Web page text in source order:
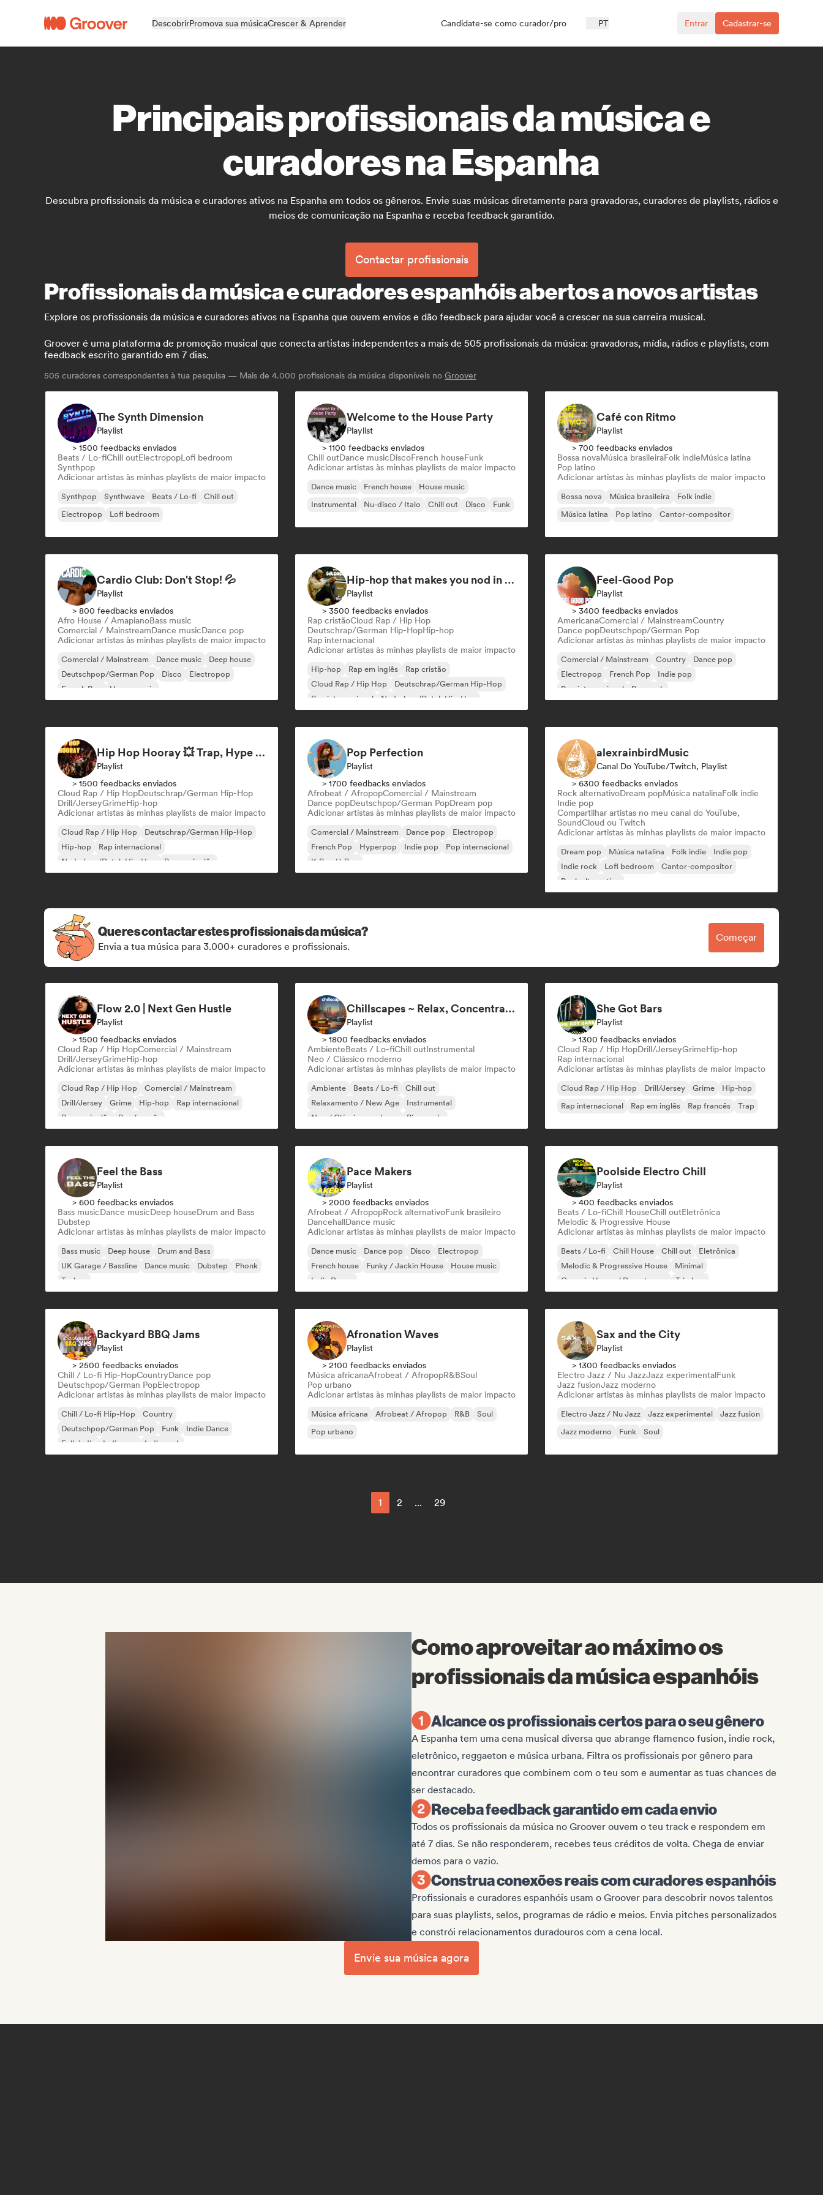
DescobrirPromova sua músicaCrescer & Aprender Candidate-se como curador/pro PT Entrar Cadastrar-se
Principais profissionais da música e
curadores na Espanha
Descubra profissionais da música e curadores ativos na Espanha em todos os gêneros. Envie suas músicas diretamente para gravadoras, curadores de playlists, rádios e
meios de comunicação na Espanha e receba feedback garantido.
Contactar profissionais
Profissionais da música e curadores espanhóis abertos a novos artistas
Explore os profissionais da música e curadores ativos na Espanha que ouvem envios e dão feedback para ajudar você a crescer na sua carreira musical.
Groover é uma plataforma de promoção musical que conecta artistas independentes a mais de 505 profissionais da música: gravadoras, mídia, rádios e playlists, com
feedback escrito garantido em 7 dias.
505 curadores correspondentes à tua pesquisa — Mais de 4.000 profissionais da música disponíveis no Groover
The Synth Dimension
Playlist
> 1500 feedbacks enviados
Beats / Lo-fiChill outElectropopLofi bedroom
Synthpop
Adicionar artistas às minhas playlists de maior impacto
Synthpop Synthwave Beats / Lo-fi
Chill out
Electropop
Lofi bedroom
Welcome to the House Party
Playlist
> 1100 feedbacks enviados
Chill outDance musicDiscoFrench houseFunk
Adicionar artistas às minhas playlists de maior impacto
Dance music French house
House music
Instrumental
Nu-disco / Italo Chill out Disco Funk
Café con Ritmo
Playlist
> 700 feedbacks enviados
Bossa novaMúsica brasileiraFolk indieMúsica latina
Pop latino
Adicionar artistas às minhas playlists de maior impacto
Bossa nova Música brasileira
Folk indie
Música latina
Pop latino Cantor-compositor
Cardio Club: Don't Stop! 💦
Playlist
> 800 feedbacks enviados
Afro House / AmapianoBass music
Comercial / MainstreamDance musicDance pop
Adicionar artistas às minhas playlists de maior impacto
Comercial / Mainstream Dance music
Deep house
Deutschpop/German Pop
Disco
Electropop
French Pop
House music
Hip-hop that makes you nod in silence
Playlist
> 3500 feedbacks enviados
Rap cristãoCloud Rap / Hip Hop
Deutschrap/German Hip-HopHip-hop
Rap internacional
Adicionar artistas às minhas playlists de maior impacto
Hip-hop Rap em inglês
Rap cristão
Cloud Rap / Hip Hop
Deutschrap/German Hip-Hop
Rap internacional
Nederhop/Dutch Hip-Hop
Feel-Good Pop
Playlist
> 3400 feedbacks enviados
AmericanaComercial / MainstreamCountry
Dance popDeutschpop/German Pop
Adicionar artistas às minhas playlists de maior impacto
Comercial / Mainstream Country
Dance pop
Electropop
French Pop
Indie pop
Pop internacional
Pop rock
Hip Hop Hooray 💥 Trap, Hype & Party Rap Bangers
Playlist
> 1500 feedbacks enviados
Cloud Rap / Hip HopDeutschrap/German Hip-Hop
Drill/JerseyGrimeHip-hop
Adicionar artistas às minhas playlists de maior impacto
Cloud Rap / Hip Hop
Deutschrap/German Hip-Hop
Hip-hop
Rap internacional
Nederhop/Dutch Hip-Hop
Rap em inglês
Pop Perfection
Playlist
> 1700 feedbacks enviados
Afrobeat / AfropopComercial / Mainstream
Dance popDeutschpop/German PopDream pop
Adicionar artistas às minhas playlists de maior impacto
Comercial / Mainstream Dance pop
Electropop
French Pop
Hyperpop Indie pop
Pop internacional
K-Pop/J-Pop
alexrainbirdMusic
Canal Do YouTube/Twitch, Playlist
> 6300 feedbacks enviados
Rock alternativoDream popMúsica natalinaFolk indie
Indie pop
Compartilhar artistas no meu canal do YouTube,
SoundCloud ou Twitch
Adicionar artistas às minhas playlists de maior impacto
Dream pop Música natalina Folk indie
Indie pop
Indie rock
Lofi bedroom
Cantor-compositor
Rock alternativo
Queres contactar estes profissionais da música?
Envia a tua música para 3.000+ curadores e profissionais.
Começar
Flow 2.0 | Next Gen Hustle
Playlist
> 1500 feedbacks enviados
Cloud Rap / Hip HopComercial / Mainstream
Drill/JerseyGrimeHip-hop
Adicionar artistas às minhas playlists de maior impacto
Cloud Rap / Hip Hop
Comercial / Mainstream
Drill/Jersey
Grime Hip-hop
Rap internacional
Rap em inglês
Rap francês
Chillscapes ~ Relax, Concentrate, Meditate, Sleep, Dream
Playlist
> 1800 feedbacks enviados
AmbienteBeats / Lo-fiChill outInstrumental
Neo / Clássico moderno
Adicionar artistas às minhas playlists de maior impacto
Ambiente Beats / Lo-fi
Chill out
Relaxamento / New Age
Instrumental
Neo / Clássico moderno
Piano solo
She Got Bars
Playlist
> 1300 feedbacks enviados
Cloud Rap / Hip HopDrill/JerseyGrimeHip-hop
Rap internacional
Adicionar artistas às minhas playlists de maior impacto
Cloud Rap / Hip Hop Drill/Jersey Grime
Hip-hop
Rap internacional
Rap em inglês Rap francês Trap
Feel the Bass
Playlist
> 600 feedbacks enviados
Bass musicDance musicDeep houseDrum and Bass
Dubstep
Adicionar artistas às minhas playlists de maior impacto
Bass music Deep house
Drum and Bass
UK Garage / Bassline
Dance music Dubstep
Phonk
Techno
Pace Makers
Playlist
> 2000 feedbacks enviados
Afrobeat / AfropopRock alternativoFunk brasileiro
DancehallDance music
Adicionar artistas às minhas playlists de maior impacto
Dance music Dance pop Disco
Electropop
French house
Funky / Jackin House
House music
Indie Dance
Poolside Electro Chill
Playlist
> 400 feedbacks enviados
Beats / Lo-fiChill HouseChill outEletrônica
Melodic & Progressive House
Adicionar artistas às minhas playlists de maior impacto
Beats / Lo-fi Chill House Chill out
Eletrônica
Melodic & Progressive House
Minimal
Organic House / Downtempo
Trip hop
Backyard BBQ Jams
Playlist
> 2500 feedbacks enviados
Chill / Lo-fi Hip-HopCountryDance pop
Deutschpop/German PopElectropop
Adicionar artistas às minhas playlists de maior impacto
Chill / Lo-fi Hip-Hop
Country
Deutschpop/German Pop
Funk
Indie Dance
Folk indie
Indie pop Indie rock
Afronation Waves
Playlist
> 2100 feedbacks enviados
Música africanaAfrobeat / AfropopR&BSoul
Pop urbano
Adicionar artistas às minhas playlists de maior impacto
Música africana Afrobeat / Afropop R&B
Soul
Pop urbano
Sax and the City
Playlist
> 1300 feedbacks enviados
Electro Jazz / Nu JazzJazz experimentalFunk
Jazz fusionJazz moderno
Adicionar artistas às minhas playlists de maior impacto
Electro Jazz / Nu Jazz Jazz experimental
Jazz fusion
Jazz moderno
Funk Soul
1 2 ... 29
Como aproveitar ao máximo os
profissionais da música espanhóis
Alcance os profissionais certos para o seu gênero
A Espanha tem uma cena musical diversa que abrange flamenco fusion, indie rock,
eletrônico, reggaeton e música urbana. Filtra os profissionais por gênero para
encontrar curadores que combinem com o teu som e aumentar as tuas chances de
ser destacado.
Receba feedback garantido em cada envio
Todos os profissionais da música no Groover ouvem o teu track e respondem em
até 7 dias. Se não responderem, recebes teus créditos de volta. Chega de enviar
demos para o vazio.
Construa conexões reais com curadores espanhóis
Profissionais e curadores espanhóis usam o Groover para descobrir novos talentos
para suas playlists, selos, programas de rádio e meios. Envia pitches personalizados
e constrói relacionamentos duradouros com a cena local.
Envie sua música agora